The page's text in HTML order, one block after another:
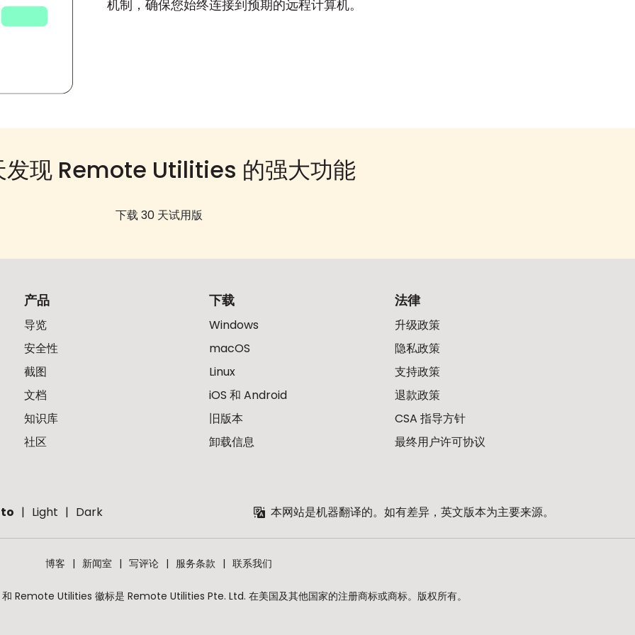
机制，确保您始终连接到预期的远程计算机。
发现 Remote Utilities 的强大功能
下载 30 天试用版
产品
导览
安全性
截图
文档
知识库
社区
下载
Windows
macOS
Linux
iOS 和 Android
旧版本
卸载信息
法律
升级政策
隐私政策
支持政策
退款政策
CSA 指导方针
最终用户许可协议
Light Dark 本网站是机器翻译的。如有差异，英文版本为主要来源。
博客 新闻室 写评论 服务条款 联系我们
Remote Utilities 徽标是 Remote Utilities Pte. Ltd. 在美国及其他国家的注册商标或商标。版权所有。